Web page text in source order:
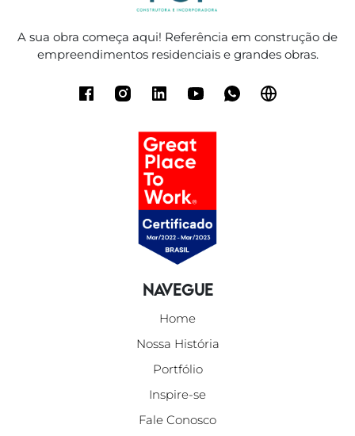
A sua obra começa aqui! Referência em construção de
empreendimentos residenciais e grandes obras.
Navegue
Home
Nossa História
Portfólio
Inspire-se
Fale Conosco